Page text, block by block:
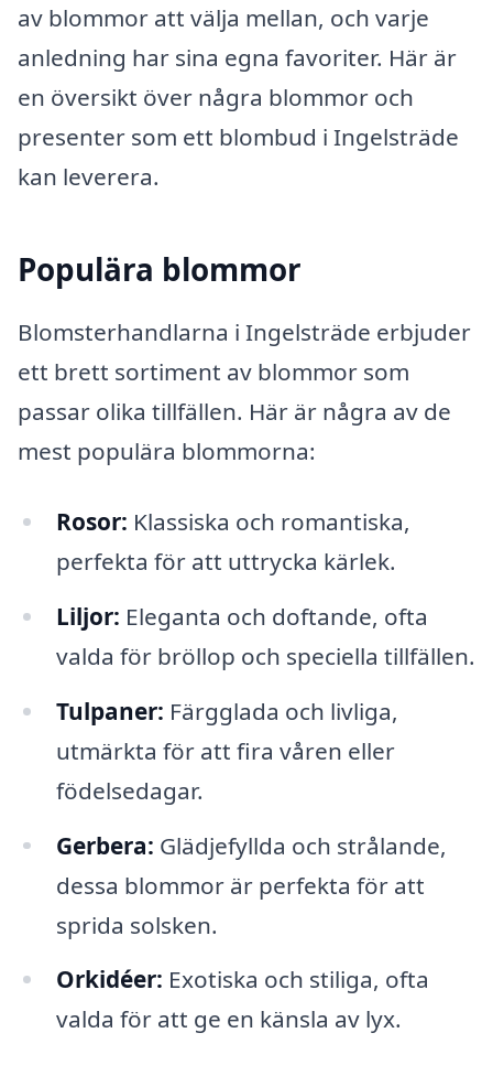
av blommor att välja mellan, och varje
anledning har sina egna favoriter. Här är
en översikt över några blommor och
presenter som ett blombud i Ingelsträde
kan leverera.
Populära blommor
Blomsterhandlarna i Ingelsträde erbjuder
ett brett sortiment av blommor som
passar olika tillfällen. Här är några av de
mest populära blommorna:
Rosor: Klassiska och romantiska,
perfekta för att uttrycka kärlek.
Liljor: Eleganta och doftande, ofta
valda för bröllop och speciella tillfällen.
Tulpaner: Färgglada och livliga,
utmärkta för att fira våren eller
födelsedagar.
Gerbera: Glädjefyllda och strålande,
dessa blommor är perfekta för att
sprida solsken.
Orkidéer: Exotiska och stiliga, ofta
valda för att ge en känsla av lyx.